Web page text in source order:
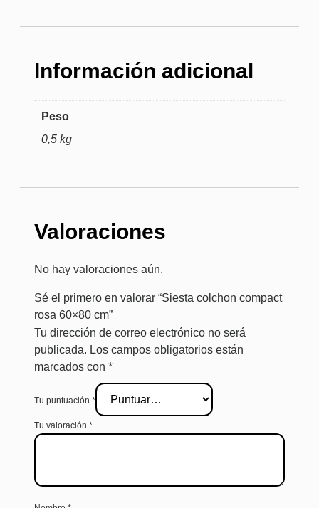
Información adicional
Peso
0,5 kg
Valoraciones
No hay valoraciones aún.
Sé el primero en valorar “Siesta colchon compact
rosa 60×80 cm”
Tu dirección de correo electrónico no será
publicada. Los campos obligatorios están
marcados con *
Tu puntuación *
Tu valoración *